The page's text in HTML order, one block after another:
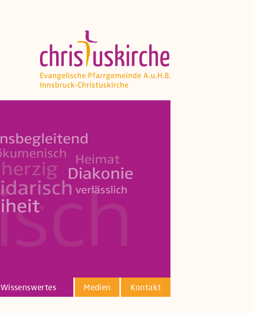
Wissenswertes Medien Kontakt